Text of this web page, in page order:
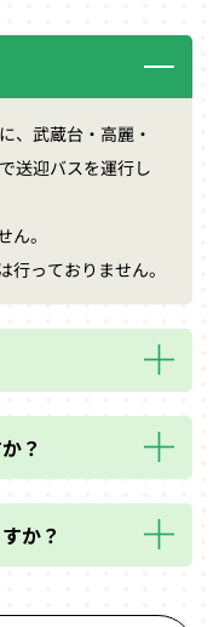
、武蔵台・高麗・
送迎バスを運行し
。
っておりません。
？
か？